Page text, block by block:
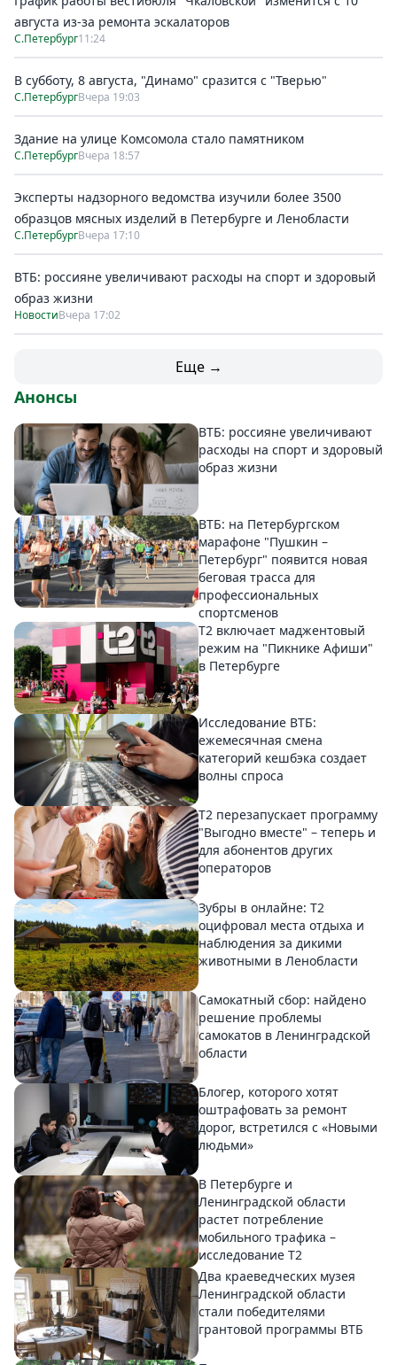
августа из-за ремонта эскалаторов
С.Петербург11:24
В субботу, 8 августа, "Динамо" сразится с "Тверью"
С.ПетербургВчера 19:03
Здание на улице Комсомола стало памятником
С.ПетербургВчера 18:57
Эксперты надзорного ведомства изучили более 3500
образцов мясных изделий в Петербурге и Ленобласти
С.ПетербургВчера 17:10
ВТБ: россияне увеличивают расходы на спорт и здоровый
образ жизни
НовостиВчера 17:02
Еще →
Анонсы
ВТБ: россияне увеличивают
расходы на спорт и здоровый
образ жизни
ВТБ: на Петербургском
марафоне "Пушкин –
Петербург" появится новая
беговая трасса для
профессиональных
спортсменов
Т2 включает маджентовый
режим на "Пикнике Афиши"
в Петербурге
Исследование ВТБ:
ежемесячная смена
категорий кешбэка создает
волны спроса
Т2 перезапускает программу
"Выгодно вместе" – теперь и
для абонентов других
операторов
Зубры в онлайне: Т2
оцифровал места отдыха и
наблюдения за дикими
животными в Ленобласти
Самокатный сбор: найдено
решение проблемы
самокатов в Ленинградской
области
Блогер, которого хотят
оштрафовать за ремонт
дорог, встретился с «Новыми
людьми»
В Петербурге и
Ленинградской области
растет потребление
мобильного трафика –
исследование T2
Два краеведческих музея
Ленинградской области
стали победителями
грантовой программы ВТБ